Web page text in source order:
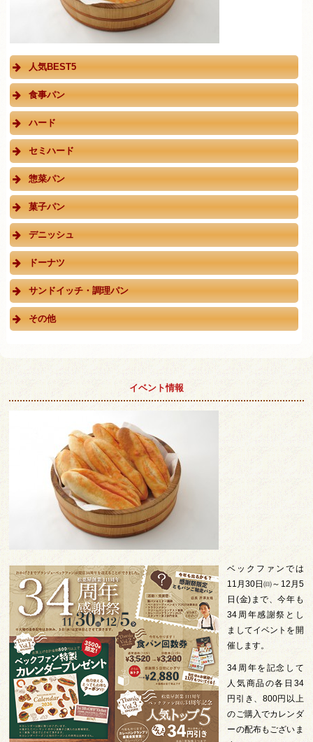
人気BEST5
食事パン
ハード
セミハード
惣菜パン
菓子パン
デニッシュ
ドーナツ
サンドイッチ・調理パン
その他
イベント情報
ベックファンでは
11月30日㈰～12月5
日(金)まで、今年も
34周年感謝祭とし
ましてイベントを開
催します。
34周年を記念して
人気商品の各日34
円引き、800円以上
のご購入でカレンダ
ーの配布もございま